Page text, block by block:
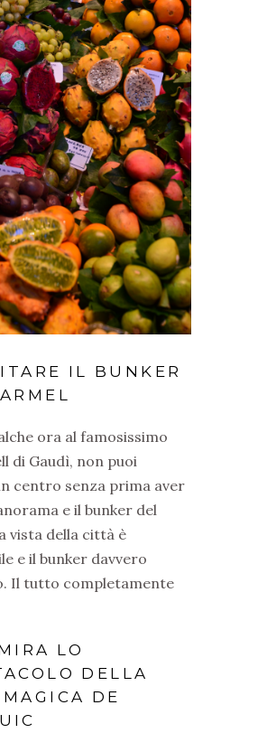
IL BUNKER
ora al famosissimo
di Gaudì, non puoi
centro senza prima aver
e il bunker del
vista della città è
e il bunker davvero
Il tutto completamente
LO
DELLA
DE